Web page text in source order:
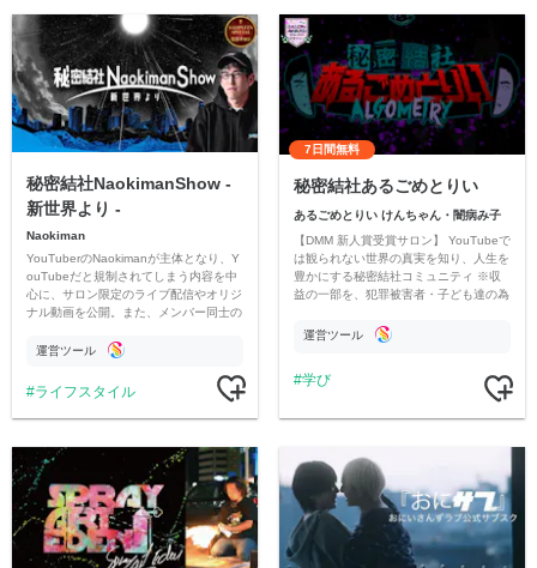
秘密結社NaokimanShow -
新世界より -
Naokiman
YouTuberのNaokimanが主体となり、Y
ouTubeだと規制されてしまう内容を中
心に、サロン限定のライブ配信やオリジ
ナル動画を公開。また、メンバー同士の
ただいています。
運営ツール
ライフスタイル
7日間無料
秘密結社あるごめとりい
あるごめとりい けんちゃん・闇病み子
【DMM 新人賞受賞サロン】 YouTubeで
は観られない世界の真実を知り、人生を
豊かにする秘密結社コミュニティ ※収
益の一部を、犯罪被害者・子ども達の為
す運営ツール
学び